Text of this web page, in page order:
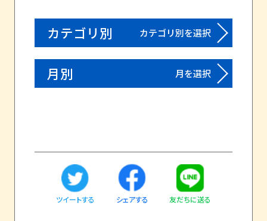
カテゴリ別 カテゴリ別を選択
月別 月を選択
ツイートする シェアする 友だちに送る